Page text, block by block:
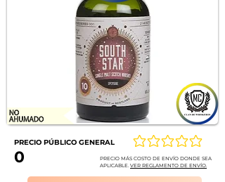
PRECIO PÚBLICO GENERAL Aún no hay
0
PRECIO MÁS COSTO DE ENVÍO DONDE SEA
APLICABLE. VER REGLAMENTO DE ENVÍO.